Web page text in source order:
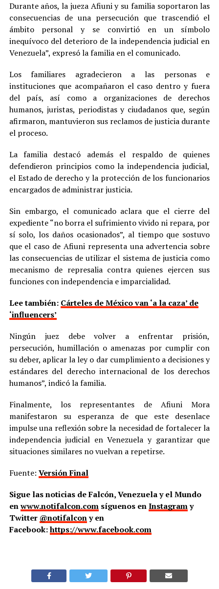
Durante años, la jueza Afiuni y su familia soportaron las
consecuencias de una persecución que trascendió el
ámbito personal y se convirtió en un símbolo
inequívoco del deterioro de la independencia judicial en
Venezuela”, expresó la familia en el comunicado.
Los familiares agradecieron a las personas e
instituciones que acompañaron el caso dentro y fuera
del país, así como a organizaciones de derechos
humanos, juristas, periodistas y ciudadanos que, según
afirmaron, mantuvieron sus reclamos de justicia durante
el proceso.
La familia destacó además el respaldo de quienes
defendieron principios como la independencia judicial,
el Estado de derecho y la protección de los funcionarios
encargados de administrar justicia.
Sin embargo, el comunicado aclara que el cierre del
expediente “no borra el sufrimiento vivido ni repara, por
sí solo, los daños ocasionados”, al tiempo que sostuvo
que el caso de Afiuni representa una advertencia sobre
las consecuencias de utilizar el sistema de justicia como
mecanismo de represalia contra quienes ejercen sus
funciones con independencia e imparcialidad.
Lee también: Cárteles de México van ‘a la caza’ de
‘influencers’
Ningún juez debe volver a enfrentar prisión,
persecución, humillación o amenazas por cumplir con
su deber, aplicar la ley o dar cumplimiento a decisiones y
estándares del derecho internacional de los derechos
humanos”, indicó la familia.
Finalmente, los representantes de Afiuni Mora
manifestaron su esperanza de que este desenlace
impulse una reflexión sobre la necesidad de fortalecer la
independencia judicial en Venezuela y garantizar que
situaciones similares no vuelvan a repetirse.
Fuente: Versión Final
Sigue las noticias de Falcón, Venezuela y el Mundo
enwww.notifalcon.comsíguenos enInstagramy
Twitter @notifalcony en
Facebook:https://www.facebook.com